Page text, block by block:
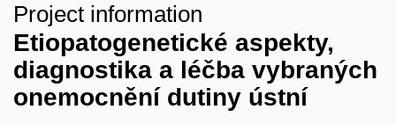
Project information
Etiopatogenetické aspekty,
diagnostika a léčba vybraných
onemocnění dutiny ústní